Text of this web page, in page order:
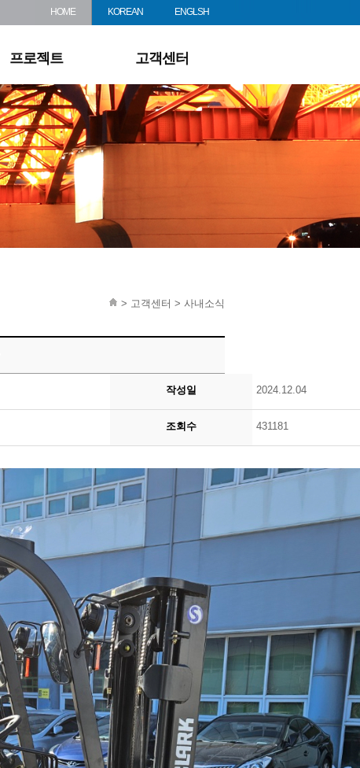
HOME KOREAN ENGLSH
프로젝트 고객센터
다운로드
> 고객센터 > 사내소식
작성일 2024.12.04
조회수 431181